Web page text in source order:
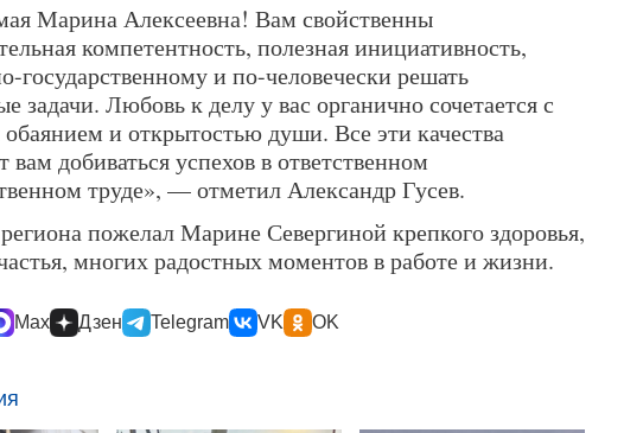
Марина Алексеевна! Вам свойственны
компетентность, полезная инициативность,
государственному и по-человечески решать
задачи. Любовь к делу у вас органично сочетается с
и открытостью души. Все эти качества
добиваться успехов в ответственном
труде», — отметил Александр Гусев.
пожелал Марине Севергиной крепкого здоровья,
многих радостных моментов в работе и жизни.
Max Дзен Telegram VK OK